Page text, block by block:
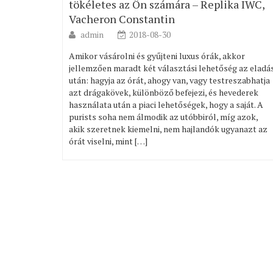
tökéletes az Ön számára – Replika IWC,
Vacheron Constantin
admin
2018-08-30
Amikor vásárolni és gyűjteni luxus órák, akkor
jellemzően maradt két választási lehetőség az
után: hagyja az órát, ahogy van, vagy testreszabhatja
azt drágakövek, különböző befejezi, és hevederek
használata után a piaci lehetőségek, hogy a saját. A
purists soha nem álmodik az utóbbiról, míg azok,
akik szeretnek kiemelni, nem hajlandók ugyanazt az
órát viselni, mint […]